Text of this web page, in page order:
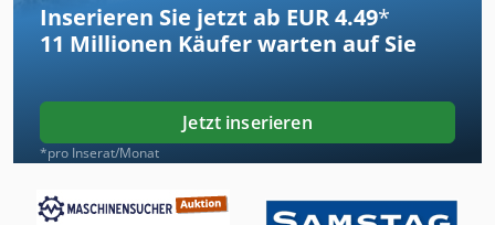
Inserieren Sie jetzt ab EUR 4.49*
11 Millionen Käufer warten auf Sie
Jetzt inserieren
*pro Inserat/Monat